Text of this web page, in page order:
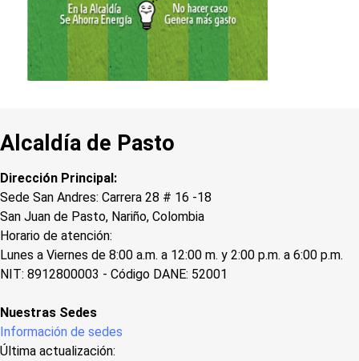
Alcaldía de Pasto
Dirección Principal:
Sede San Andres: Carrera 28 # 16 -18
San Juan de Pasto, Nariño, Colombia
Horario de atención:
Lunes a Viernes de 8:00 a.m. a 12:00 m. y 2:00 p.m. a 6:00 p.m.
NIT: 8912800003 - Código DANE: 52001
Nuestras Sedes
Información de sedes
Última actualización: